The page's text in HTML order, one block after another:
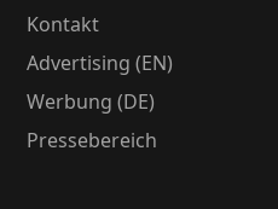
Kontakt
Advertising (EN)
Werbung (DE)
Pressebereich